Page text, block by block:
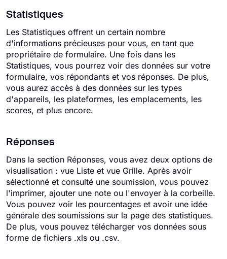
Statistiques
Les Statistiques offrent un certain nombre
d'informations précieuses pour vous, en tant que
propriétaire de formulaire. Une fois dans les
Statistiques, vous pourrez voir des données sur votre
formulaire, vos répondants et vos réponses. De plus,
vous aurez accès à des données sur les types
d'appareils, les plateformes, les emplacements, les
scores, et plus encore.
Réponses
Dans la section Réponses, vous avez deux options de
visualisation : vue Liste et vue Grille. Après avoir
sélectionné et consulté une soumission, vous pouvez
l'imprimer, ajouter une note ou l'envoyer à la corbeille.
Vous pouvez voir les pourcentages et avoir une idée
générale des soumissions sur la page des statistiques.
De plus, vous pouvez télécharger vos données sous
forme de fichiers .xls ou .csv.